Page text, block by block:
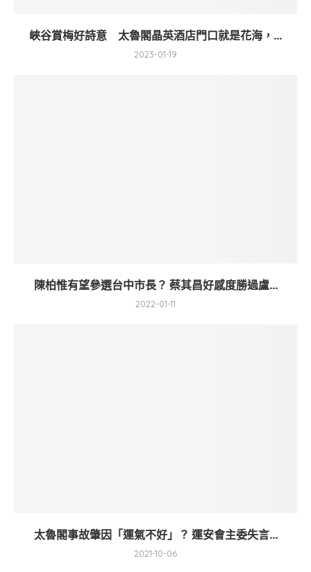
峽谷賞梅好詩意 太魯閣晶英酒店門口就是花海，...
2023-01-19
陳柏惟有望參選台中市長？ 蔡其昌好感度勝過盧...
2022-01-11
太魯閣事故肇因「運氣不好」？ 運安會主委失言...
2021-10-06